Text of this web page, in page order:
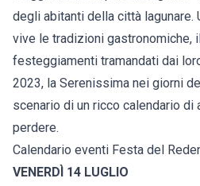
degli abitanti della città lagunare.
vive le tradizioni gastronomiche,
festeggiamenti tramandati dai
2023, la Serenissima nei giorni
scenario di un ricco calendario di
perdere.
Calendario eventi Festa del
VENERDÌ 14 LUGLIO